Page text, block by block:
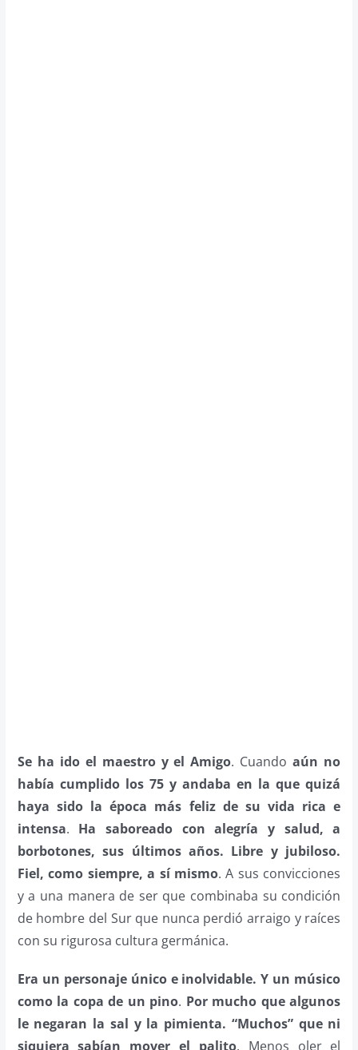
Se ha ido el maestro y el Amigo. Cuandoaún no
había cumplido los 75 y andaba en la que quizá
haya sido la época más feliz de su vida rica e
intensa. Ha saboreado con alegría y salud, a
borbotones, sus últimos años. Libre y jubiloso.
Fiel, como siempre, a sí mismo. A sus convicciones
y a una manera de ser que combinaba su condición
de hombre del Sur que nunca perdió arraigo y raíces
con su rigurosa cultura germánica.
Era un personaje único e inolvidable. Y un músico
como la copa de un pino. Por mucho que algunos
le negaran la sal y la pimienta. “Muchos” que ni
siquiera sabían mover el palito. Menos oler el